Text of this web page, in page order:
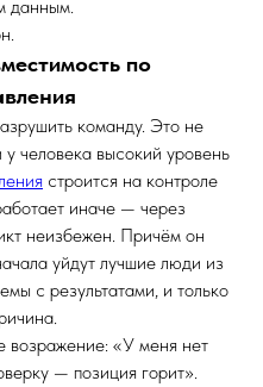
данным.
по
команду. Это не
человека высокий уровень
строится на контроле
иначе — через
неизбежен. Причём он
уйдут лучшие люди из
с результатами, и только
возражение: «У меня нет
— позиция горит».